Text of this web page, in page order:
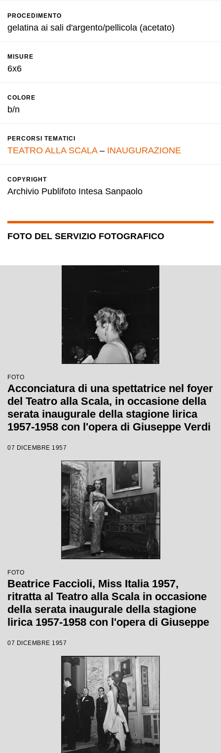
PROCEDIMENTO
gelatina ai sali d'argento/pellicola (acetato)
MISURE
6x6
COLORE
b/n
PERCORSI TEMATICI
TEATRO ALLA SCALA– INAUGURAZIONE
COPYRIGHT
Archivio Publifoto Intesa Sanpaolo
FOTO DEL SERVIZIO FOTOGRAFICO
FOTO
Acconciatura di una spettatrice nel foyer
del Teatro alla Scala, in occasione della
serata inaugurale della stagione lirica
1957-1958 con l'opera di Giuseppe Verdi
Gianandrea Gavazzeni e con la regia di
Margherita Wallmann
07 DICEMBRE 1957
FOTO
Beatrice Faccioli, Miss Italia 1957,
ritratta al Teatro alla Scala in occasione
della serata inaugurale della stagione
lirica 1957-1958 con l'opera di Giuseppe
Gianandrea Gavazzeni e con la regia di
Margherita Wallmann
07 DICEMBRE 1957